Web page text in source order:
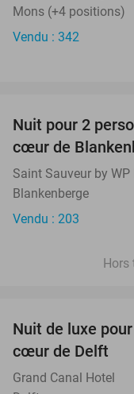
Mons (+4 positions)
Vendu : 342
Nuit pour 2
cœur de
Saint Sauveur by WP
Blankenberge
Vendu : 203
Hors
OUT
Nuit de luxe
cœur de Delft
Grand Canal Hotel